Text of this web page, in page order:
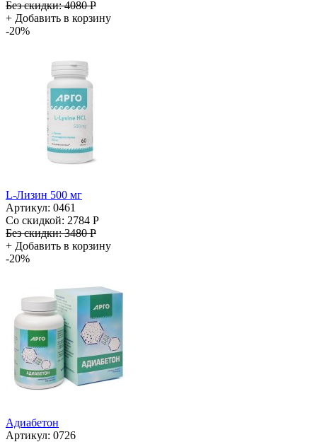
Без скидки:4080 Р
+ Добавить в корзину
-20%
L-Лизин 500 мг
Артикул: 0461
Со скидкой: 2784 Р
Без скидки:3480 Р
+ Добавить в корзину
-20%
Адиабетон
Артикул: 0726